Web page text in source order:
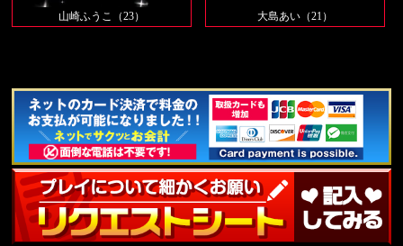
山崎ふうこ（23） 大島あい（21）